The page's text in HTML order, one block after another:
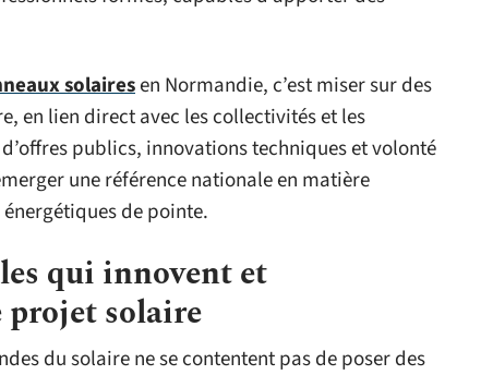
solairesen Normandie, c’est miser sur des
en lien direct avec les collectivités et les
publics, innovations techniques et volonté
une référence nationale en matière
de pointe.
qui innovent et
projet solaire
du solaire ne se contentent pas de poser des